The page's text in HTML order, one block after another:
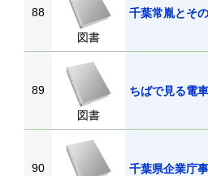
88
図書
千葉常胤とそ
89
図書
ちばで見る電
90
千葉県企業庁